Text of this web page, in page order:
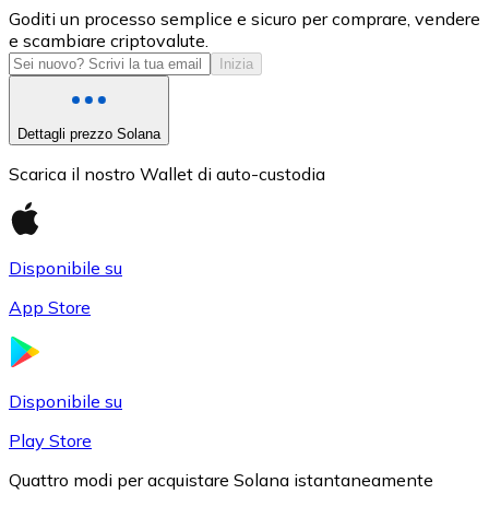
USD Coin
USDC
Goditi un processo semplice e sicuro per comprare, vendere
e scambiare criptovalute.
Inizia
Dettagli prezzo Solana
Scarica il nostro Wallet di auto-custodia
Disponibile su
App Store
Disponibile su
Play Store
Quattro modi per acquistare Solana istantaneamente